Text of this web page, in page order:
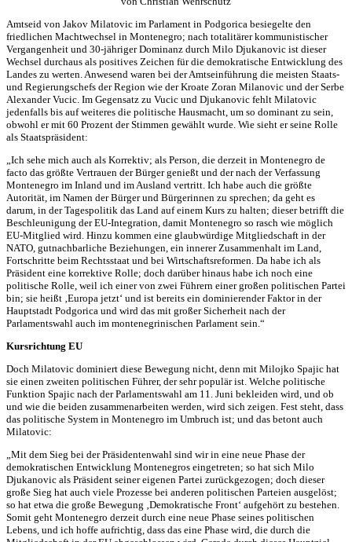
Amtseid von Jakov Milatovic im Parlament in Podgorica besiegelte den
friedlichen Machtwechsel in Montenegro; nach totalitärer kommunistischer
Vergangenheit und 30-jähriger Dominanz durch Milo Djukanovic ist dieser
Wechsel durchaus als positives Zeichen für die demokratische Entwicklung des
Landes zu werten. Anwesend waren bei der Amtseinführung die meisten Staats-
und Regierungschefs der Region wie der Kroate Zoran Milanovic und der Serbe
Alexander Vucic. Im Gegensatz zu Vucic und Djukanovic fehlt Milatovic
jedenfalls bis auf weiteres die politische Hausmacht, um so dominant zu sein,
obwohl er mit 60 Prozent der Stimmen gewählt wurde. Wie sieht er seine Rolle
als Staatspräsident:
„Ich sehe mich auch als Korrektiv; als Person, die derzeit in Montenegro de
facto das größte Vertrauen der Bürger genießt und der nach der Verfassung
Montenegro im Inland und im Ausland vertritt. Ich habe auch die größte
Autorität, im Namen der Bürger und Bürgerinnen zu sprechen; da geht es
darum, in der Tagespolitik das Land auf einem Kurs zu halten; dieser betrifft die
Beschleunigung der EU-Integration, damit Montenegro so rasch wie möglich
EU-Mitglied wird. Hinzu kommen eine glaubwürdige Mitgliedschaft in der
NATO, gutnachbarliche Beziehungen, ein innerer Zusammenhalt im Land,
Fortschritte beim Rechtsstaat und bei Wirtschaftsreformen. Da habe ich als
Präsident eine korrektive Rolle; doch darüber hinaus habe ich noch eine
politische Rolle, weil ich einer von zwei Führern einer großen politischen Partei
bin; sie heißt ‚Europa jetzt‘ und ist bereits ein dominierender Faktor in der
Hauptstadt Podgorica und wird das mit großer Sicherheit nach der
Parlamentswahl auch im montenegrinischen Parlament sein.“
Kursrichtung EU
Doch Milatovic dominiert diese Bewegung nicht, denn mit Milojko Spajic hat
sie einen zweiten politischen Führer, der sehr populär ist. Welche politische
Funktion Spajic nach der Parlamentswahl am 11. Juni bekleiden wird, und ob
und wie die beiden zusammenarbeiten werden, wird sich zeigen. Fest steht, dass
das politische System in Montenegro im Umbruch ist; und das betont auch
Milatovic:
„Mit dem Sieg bei der Präsidentenwahl sind wir in eine neue Phase der
demokratischen Entwicklung Montenegros eingetreten; so hat sich Milo
Djukanovic als Präsident seiner eigenen Partei zurückgezogen; doch dieser
große Sieg hat auch viele Prozesse bei anderen politischen Parteien ausgelöst;
so hat etwa die große Bewegung ‚Demokratische Front‘ aufgehört zu bestehen.
Somit geht Montenegro derzeit durch eine neue Phase seines politischen
Lebens, und ich hoffe aufrichtig, dass das eine Phase wird, die durch die